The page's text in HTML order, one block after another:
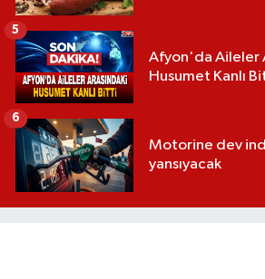
Afyon'da Aileler
Husumet Kanlı
5
Motorine dev
yansıyacak
6